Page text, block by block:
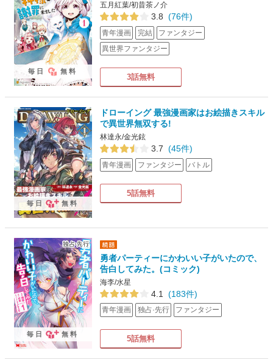
五月紅葉/初昔茶ノ介
3.8 (76件)
青年漫画 完結
ファンタジー
異世界ファンタジー
3話無料
毎日 無料
ドローイング 最強漫画家はお絵描きスキル
で異世界無双する!
林達永/金光鉉
3.7 (45件)
青年漫画 ファンタジー バトル
5話無料
毎日 無料
勇者パーティーにかわいい子がいたので、
告白してみた。(コミック)
海李/水星
4.1 (183件)
青年漫画 独占·先行 ファンタジー
5話無料
毎日 無料